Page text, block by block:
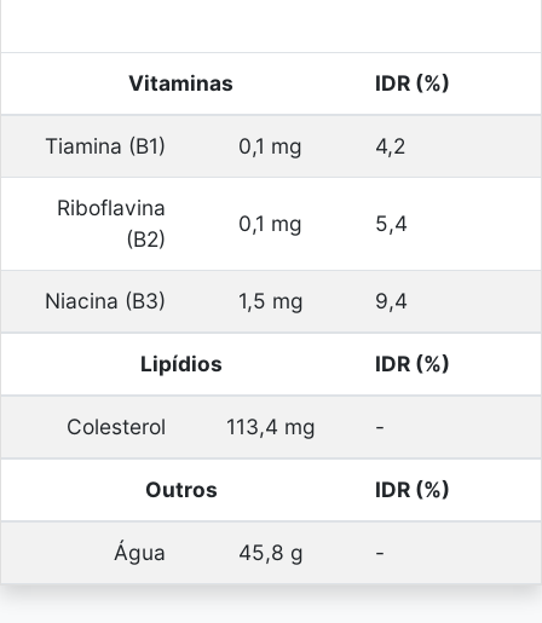
Vitaminas IDR (%)
Tiamina (B1) 0,1 mg 4,2
Riboflavina
(B2)
0,1 mg 5,4
Niacina (B3) 1,5 mg 9,4
Lipídios IDR (%)
Colesterol 113,4 mg -
Outros IDR (%)
Água 45,8 g -